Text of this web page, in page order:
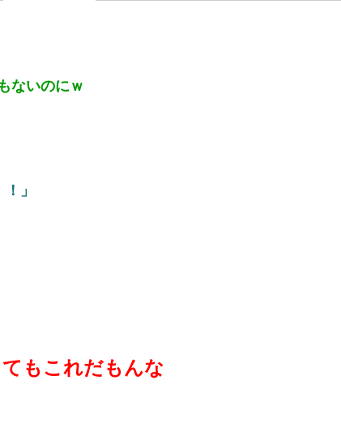
ないのにｗ
」
もこれだもんな